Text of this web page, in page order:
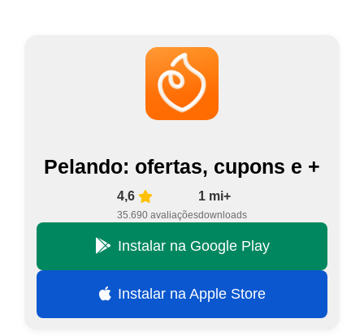
Pelando: ofertas, cupons e +
4,6
35.690 avaliações
1 mi+
downloads
Instalar na Google Play
Instalar na Apple Store